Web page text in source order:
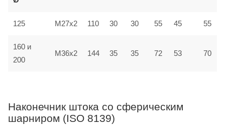
125 M27x2 110 30 30 55 45 55
160 и
200
M36x2 144 35 35 72 53 70
Наконечник штока со сферическим
шарниром (ISO 8139)